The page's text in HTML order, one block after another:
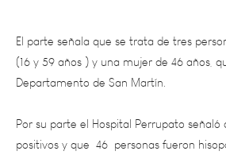
(16 y 59 años ) y una mujer de 46
Departamento de San Martín.
Por su parte el Hospital Perrupato señaló
positivos y que 46 personas fueron
negativos.